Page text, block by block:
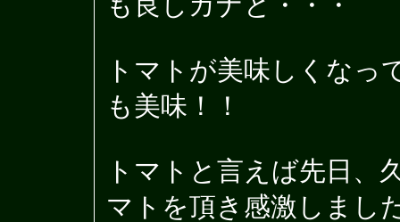
トマトが美味しくなっ
も美味！！
トマトと言えば先日、
マトを頂き感激しまし